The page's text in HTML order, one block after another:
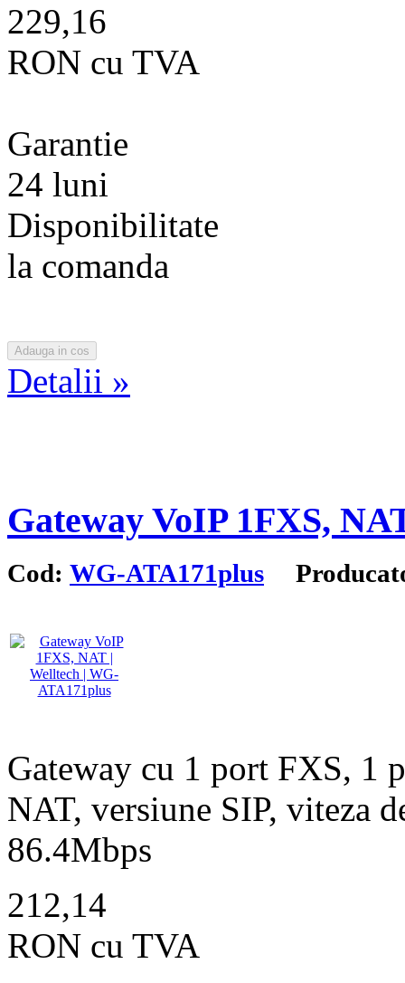
229,16
RON cu TVA
Garantie
24 luni
Disponibilitate
la comanda
Detalii »
Gateway VoIP 1FXS,
Cod: WG-ATA171plus
Gateway cu 1 port FXS, 1
NAT, versiune SIP, viteza
86.4Mbps
212,14
RON cu TVA